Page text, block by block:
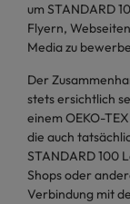
um STANDARD
Flyern,
Media zu
Der
stets ersichtlich
einem OEKO-
die auch
STANDARD 100
Shops oder
Verbindung mit